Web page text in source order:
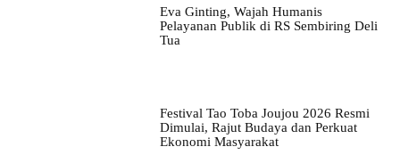
Eva Ginting, Wajah Humanis
Pelayanan Publik di RS Sembiring Deli
Tua
Festival Tao Toba Joujou 2026 Resmi
Dimulai, Rajut Budaya dan Perkuat
Ekonomi Masyarakat